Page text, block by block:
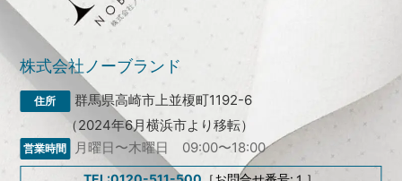
株式会社ノーブランド
群馬県高崎市上並榎町1192-6
（2024年6月横浜市より移転）
月曜日〜木曜日 09:00〜18:00